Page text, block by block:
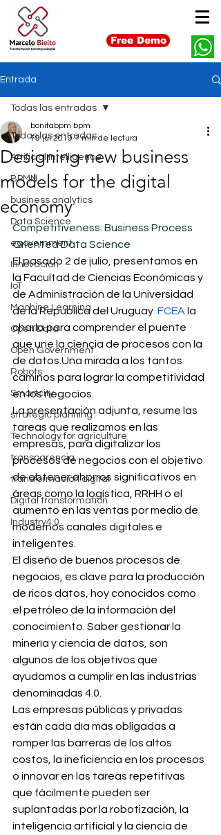
Free Demo
Entrada
Todas las entradas
Artificial Intelligence
BPMN
business analytics
Data Science
egovernment
Innovación
IoT
Machine Learning
Open Data
Open Government
Robots
Smartcity
strategic planning
Technology for agriculture
transparencia
transformación digital
Digital transformation
Industry4.0
Todas las entradas
Designing new business
models for the digital
economy
bonitabpm bpm
19 jul 2019 1 min de lectura
Competitiveness: Business Process
Oriented Data Science
El pasado 2 de julio, presentamos en
la Facultad de Ciencias Económicas y
de Administración de la Universidad
de la República del Uruguay FCEA la
charla para comprender el puente
que une la ciencia de procesos con la
de datos.Una mirada a los tantos
caminos para lograr la competitividad
en los negocios.
La presentación adjunta, resume las
tareas que realizamos en las
empresas, para digitalizar los
procesos de negocios con el objetivo
de obtener ahorros significativos en
áreas como la logística, RRHH o el
aumento en las ventas por medio de
modernos canales digitales e
inteligentes.
El diseño de buenos procesos de
negocios, es clave para la producción
de ricos datos, hoy conocidos como
el petróleo de la información del
conocimiento. Saber gestionar la
minería y ciencia de datos, son
algunos de los objetivos que
ayudamos a cumplir en las industrias
denominadas 4.0.
Las empresas públicas y privadas
están cada día más obligadas a
romper las barreras de los altos
costos, la ineficiencia en los procesos
o innovar en las tareas repetitivas
que fácilmente pueden ser
suplantadas por la robotización, la
inteligencia artificial y la ciencia de